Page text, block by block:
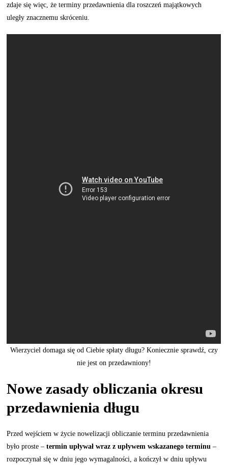
zdaje się więc, że terminy przedawnienia dla roszczeń majątkowych
uległy znacznemu skróceniu.
Wierzyciel domaga się od Ciebie spłaty długu? Koniecznie sprawdź, czy
nie jest on przedawniony!
Nowe zasady obliczania okresu
przedawnienia długu
Przed wejściem w życie nowelizacji obliczanie terminu przedawnienia
było proste – termin upływał wraz z upływem wskazanego terminu–
rozpoczynał się w dniu jego wymagalności, a kończył w dniu upływu